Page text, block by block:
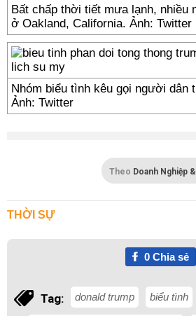
Bất chấp thời tiết mưa lạnh, nhiều
ở Oakland, California. Ảnh: Twitter
Nhóm biểu tình kêu gọi người dân
Ảnh: Twitter
Theo Doanh Nghiệp
THỜI SỰ
0Chia sẻ
Tag: donald trump biểu tình